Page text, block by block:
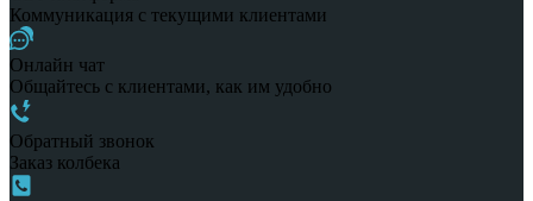
Коммуникация с текущими клиентами
Онлайн чат
Общайтесь с клиентами, как им удобно
Обратный звонок
Заказ колбека